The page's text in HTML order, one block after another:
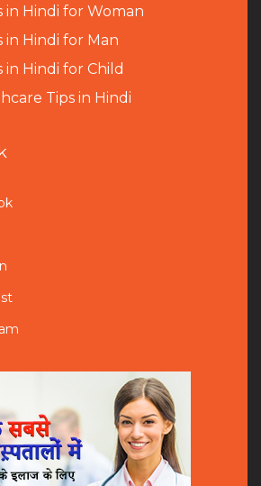
in Hindi for Woman
in Hindi for Man
in Hindi for Child
Tips in Hindi